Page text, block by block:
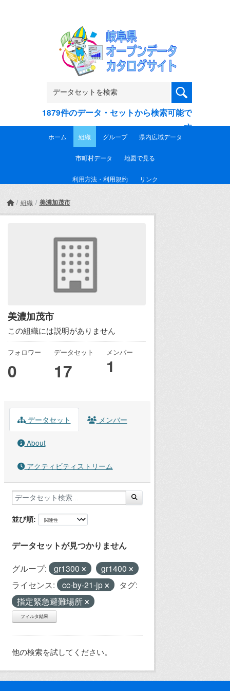
1879件のデータ・セットから検索可能で
す
ホーム 組織 グループ 県内広域データ
市町村データ 地図で見る
利用方法・利用規約 リンク
組織 美濃加茂市
美濃加茂市
この組織には説明がありません
フォロワー
0
データセット
17
メンバー
1
データセット メンバー
About
アクティビティストリーム
並び順
データセットが見つかりません
グループ: gr1300
gr1400
ライセンス:
cc-by-21-jp
タグ:
指定緊急避難場所
フィルタ結果
他の検索を試してください。